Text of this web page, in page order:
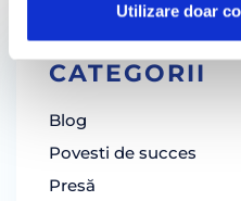
Utilizare doar
CATEGORII
Blog
Povesti de succes
Presă